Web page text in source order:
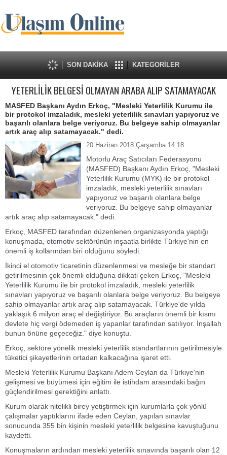
SON DAKİKA KATEGORİLER
YETERLİLİK BELGESİ OLMAYAN ARABA ALIP SATAMAYACAK
MASFED Başkanı Aydın Erkoç, "Mesleki Yeterlilik Kurumu ile
bir protokol imzaladık, mesleki yeterlilik sınavları yapıyoruz ve
başarılı olanlara belge veriyoruz. Bu belgeye sahip olmayanlar
artık araç alıp satamayacak." dedi.
20 Haziran 2018 Çarşamba 14:18
Motorlu Araç Satıcıları Federasyonu
(MASFED) Başkanı Aydın Erkoç, "Mesleki
Yeterlilik Kurumu (MYK) ile bir protokol
imzaladık, mesleki yeterlilik sınavları
yapıyoruz ve başarılı olanlara belge
veriyoruz. Bu belgeye sahip olmayanlar
artık araç alıp satamayacak." dedi.
Erkoç, MASFED tarafından düzenlenen organizasyonda yaptığı
konuşmada, otomotiv sektörünün inşaatla birlikte Türkiye'nin en
önemli iş kollarından biri olduğunu söyledi.
İkinci el otomotiv ticaretinin düzenlenmesi ve mesleğe bir standart
getirilmesinin çok önemli olduğuna dikkati çeken Erkoç, "Mesleki
Yeterlilik Kurumu ile bir protokol imzaladık, mesleki yeterlilik
sınavları yapıyoruz ve başarılı olanlara belge veriyoruz. Bu belgeye
sahip olmayanlar artık araç alıp satamayacak. Türkiye'de yılda
yaklaşık 6 milyon araç el değiştiriyor. Bu araçların önemli bir kısmı
devlete hiç vergi ödemeden iş yapanlar tarafından satılıyor. İnşallah
bunun önüne geçeceğiz." diye konuştu.
Erkoç, sektöre yönelik mesleki yeterlilik standartlarının getirilmesiyle
tüketici şikayetlerinin ortadan kalkacağına işaret etti.
Mesleki Yeterlilik Kurumu Başkanı Adem Ceylan da Türkiye'nin
gelişmesi ve büyümesi için eğitim ile istihdam arasındaki bağın
güçlendirilmesi gerektiğini anlattı.
Kurum olarak nitelikli birey yetiştirmek için kurumlarla çok yönlü
çalışmalar yaptıklarını ifade eden Ceylan, yapılan sınavlar
sonucunda 355 bin kişinin mesleki yeterlilik belgesine kavuştuğunu
kaydetti.
Konuşmaların ardından mesleki yeterlilik sınavında başarılı olan 12